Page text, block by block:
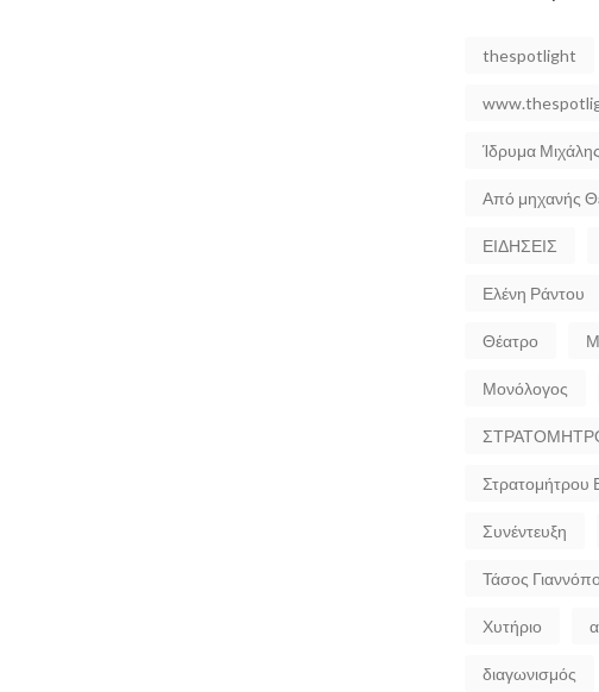
thespotlight
Ίδρυμα
Από μηχανής
ΕΙΔΗΣΕΙΣ
Ελένη Ράντου
Θέατρο
Μονόλογος
Στρατομήτρου
Συνέντευξη
Τάσος
Χυτήριο
διαγωνισμός